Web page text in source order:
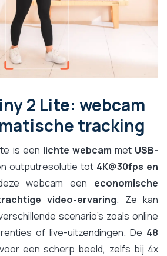
2 Lite: webcam
tracking
is een lichte webcam metUSB-
outputresolutie tot 4K@30fps en
webcam een economische
video-ervaring. Ze kan
scenario's zoals online
of live-uitzendingen. De 48
een scherp beeld, zelfs bij 4x